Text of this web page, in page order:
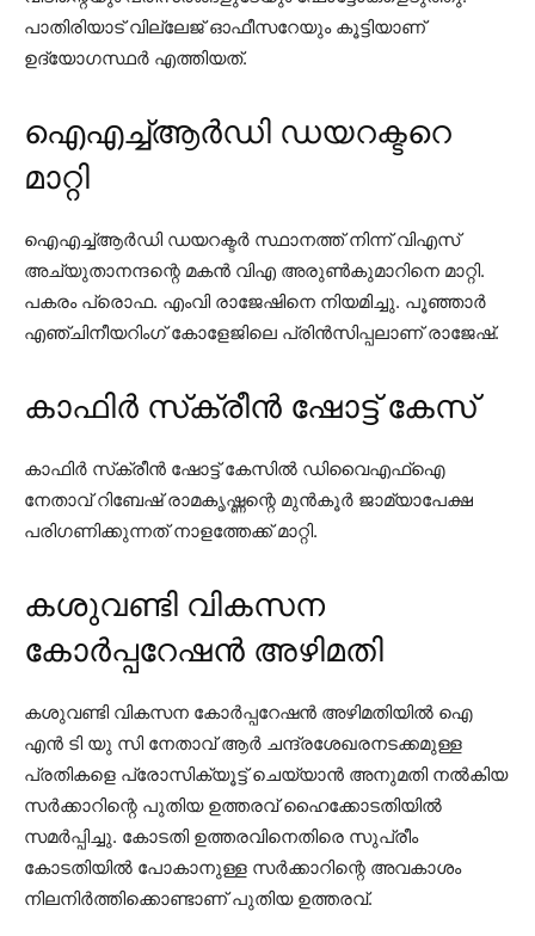
പാതിരിയാട് വില്ലേജ് ഓഫീസറേയും കൂട്ടിയാണ്
ഉദ്യോഗസ്ഥർ എത്തിയത്.
ഐഎച്ച്ആർഡി ഡയറക്ടറെ
മാറ്റി
ഐഎച്ച്ആർഡി ഡയറക്ടർ സ്ഥാനത്ത് നിന്ന് വിഎസ്
അച്യുതാനന്ദന്റെ മകൻ വിഎ അരുൺകുമാറിനെ മാറ്റി.
പകരം പ്രൊഫ. എംവി രാജേഷിനെ നിയമിച്ചു. പൂഞ്ഞാർ
എഞ്ചിനീയറിംഗ് കോളേജിലെ പ്രിൻസിപ്പലാണ് രാജേഷ്.
കാഫിർ സ്‌ക്രീൻ ഷോട്ട് കേസ്
കാഫിർ സ്‌ക്രീൻ ഷോട്ട് കേസിൽ ഡിവൈഎഫ്ഐ
നേതാവ് റിബേഷ് രാമകൃഷ്ണന്റെ മുൻകൂർ ജാമ്യാപേക്ഷ
പരിഗണിക്കുന്നത് നാളത്തേക്ക് മാറ്റി.
കശുവണ്ടി വികസന
കോർപ്പറേഷൻ അഴിമതി
കശുവണ്ടി വികസന കോർപ്പറേഷൻ അഴിമതിയിൽ ഐ
എൻ ടി യു സി നേതാവ് ആർ ചന്ദ്രശേഖരനടക്കമുള്ള
പ്രതികളെ പ്രോസിക്യൂട്ട് ചെയ്യാൻ അനുമതി നൽകിയ
സർക്കാറിന്റെ പുതിയ ഉത്തരവ് ഹൈക്കോടതിയിൽ
സമർപ്പിച്ചു. കോടതി ഉത്തരവിനെതിരെ സുപ്രീം
കോടതിയിൽ പോകാനുള്ള സർക്കാറിന്റെ അവകാശം
നിലനിർത്തിക്കൊണ്ടാണ് പുതിയ ഉത്തരവ്.